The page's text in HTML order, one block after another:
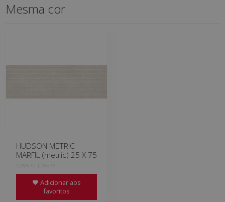
Mesma cor
HUDSON METRIC
MARFIL (metric) 25 X 75
LQM670 | 25x75
Adicionar aos
favoritos